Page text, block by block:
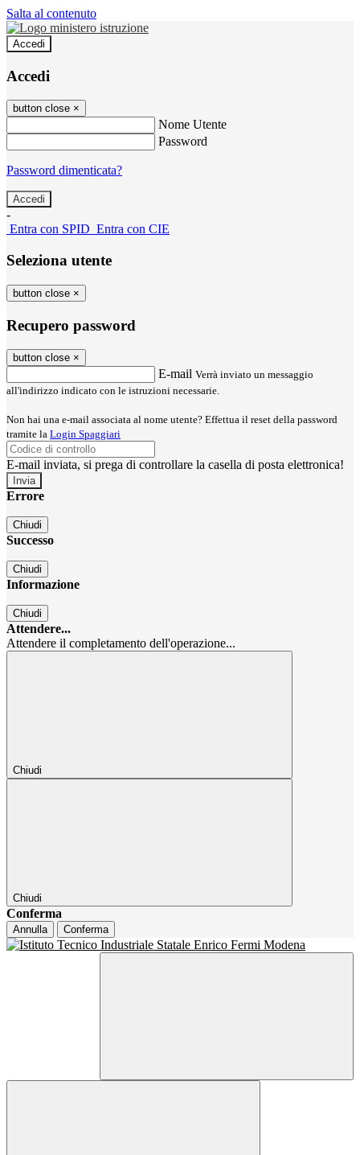
Salta al contenuto
Accedi
Accedi
button close ×
Nome Utente
Password
Password dimenticata?
-
Entra con SPID Entra con CIE
Seleziona utente
button close ×
Recupero password
button close ×
E-mail Verrà inviato un messaggio
all'indirizzo indicato con le istruzioni necessarie.
Non hai una e-mail associata al nome utente? Effettua il reset della password
tramite la Login Spaggiari
E-mail inviata, si prega di controllare la casella di posta elettronica!
Errore
Chiudi
Successo
Chiudi
Informazione
Chiudi
Attendere...
Attendere il completamento dell'operazione...
Chiudi
Chiudi
Conferma
Annulla Conferma